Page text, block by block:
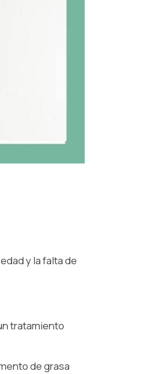
y la falta de
tratamiento
de grasa